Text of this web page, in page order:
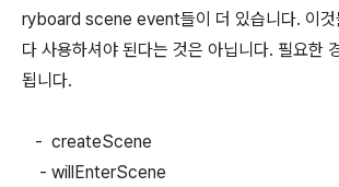
ryboard scene event들이 더 있습니다. 이것
다 사용하셔야 된다는 것은 아닙니다. 필요한
됩니다.
- createScene
- willEnterScene